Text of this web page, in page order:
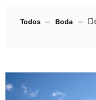
Todos Boda